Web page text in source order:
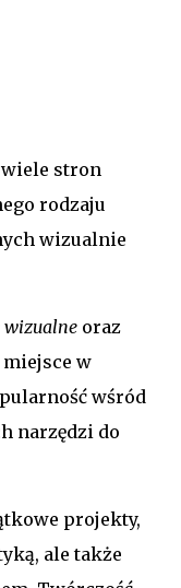
stron
rodzaju
wizualnie
oraz
miejsce w
wśród
narzędzi do
projekty,
ale także